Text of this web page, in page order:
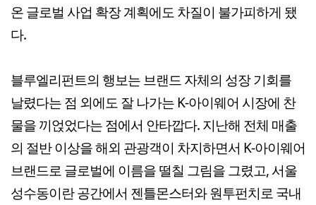
온 글로벌 사업 확장 계획에도 차질이 불가피하게 됐
다.
블루엘리펀트의 행보는 브랜드 자체의 성장 기회를
날렸다는 점 외에도 잘 나가는 K-아이웨어 시장에 찬
물을 끼얹었다는 점에서 안타깝다. 지난해 전체 매출
의 절반 이상을 해외 관광객이 차지하면서 K-아이웨어
브랜드로 글로벌에 이름을 떨칠 그림을 그렸고, 서울
성수동이란 공간에서 젠틀몬스터와 원투펀치로 국내